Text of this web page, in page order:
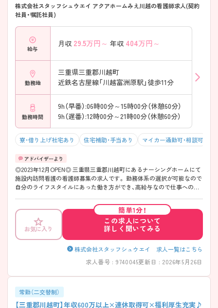
株式会社スタッフシュウエイ アクアホームみえ川越の看護師求人(契約
社員・嘱託社員)
給与
月収 29.5万円～ 年収 404万円～
勤務地
三重県三重郡川越町
近鉄名古屋線「川越富洲原駅」徒歩11分
勤務時間
9h（早番）:06時00分～15時00分（休憩60分）
9h（遅番）:12時00分～21時00分（休憩60分）
寮・借り上げ社宅あり 住宅補助・手当あり マイカー通勤可・相談可
◎2023年12月OPEN◎ 三重県三重郡川越町にあるナーシングホームにて
施設内訪問看護の看護師募集の求人です。 勤務体系の選択が可能なので
自分のライフスタイルにあった働き方ができ、高給与なので仕事へのモ
職のポストに就くチャンスも豊富です。 また、福利厚生が整っており、長
期的に勤務可能な環境が整っております。ご興味をお持ちの方は、お気
軽にお問い合わせください。
お気に入り
簡単1分！
この求人について
詳しく聞いてみる
株式会社スタッフシュウエイ 求人一覧はこちら
求人番号 : 9740045更新日 : 2026年5月26日
常勤（二交替制）
【三重郡川越町】年収600万以上×連休取得可×福利厚生充実♪